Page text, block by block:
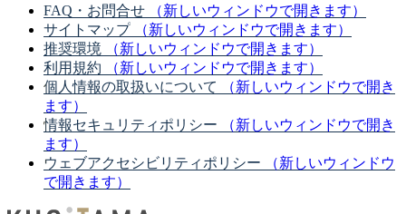
FAQ・お問合せ
（新しいウィンドウで開きます）
サイトマップ
（新しいウィンドウで開きます）
推奨環境
（新しいウィンドウで開きます）
利用規約
（新しいウィンドウで開きます）
個人情報の取扱いについて
（新しいウィンドウで開き
ます）
情報セキュリティポリシー
（新しいウィンドウで開き
ます）
ウェブアクセシビリティポリシー
（新しいウィンドウ
で開きます）